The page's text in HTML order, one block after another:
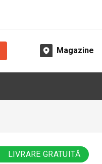
Magazine
LIVRARE GRATUITĂ